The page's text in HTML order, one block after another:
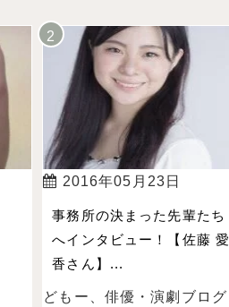
2016年05月23日
事務所の決まった先輩たち
へインタビュー！【佐藤 愛
香さん】...
どもー、俳優・演劇ブログ